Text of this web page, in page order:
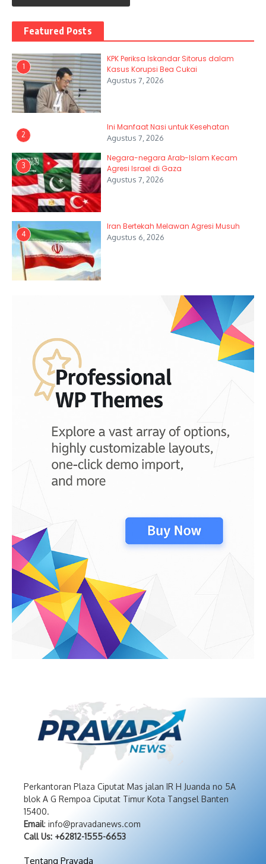
Featured Posts
1
KPK Periksa Iskandar Sitorus dalam
Kasus Korupsi Bea Cukai
Agustus 7, 2026
2
Ini Manfaat Nasi untuk Kesehatan
Agustus 7, 2026
3
Negara-negara Arab-Islam Kecam
Agresi Israel di Gaza
Agustus 7, 2026
4
Iran Bertekah Melawan Agresi Musuh
Agustus 6, 2026
Perkantoran Plaza Ciputat Mas jalan IR H Juanda no 5A
blok A G Rempoa Ciputat Timur Kota Tangsel Banten
15400.
Email: info@pravadanews.com
Call Us: +62812-1555-6653
Tentang Pravada